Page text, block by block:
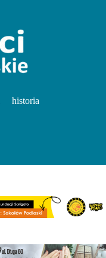
historia